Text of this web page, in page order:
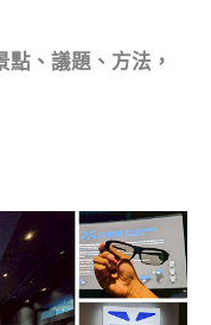
點、議題、方法，